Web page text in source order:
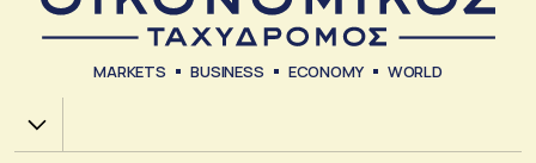
MARKETS BUSINESS ECONOMY WORLD
Χ.Α.